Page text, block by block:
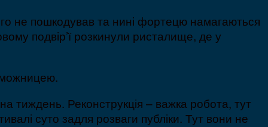
не пошкодував та нині фортецю намагаються
подвір’ї розкинули ристалище, де у
тиждень. Реконструкція – важка робота, тут
суто задля розваги публіки. Тут вони не